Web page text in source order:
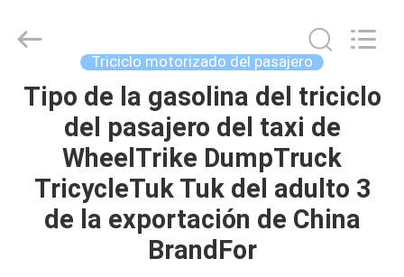
HOGAR
PRODUCTOS
SOBRE
Tricycle
Motorcycle
Rights
Triciclo motorizado del pasajero
Tipo de la gasolina del triciclo
del pasajero del taxi de
WheelTrike DumpTruck
TricycleTuk Tuk del adulto 3
de la exportación de China
BrandFor